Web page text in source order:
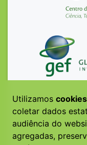
Utilizamos cookies
coletar dados
audiência do
agregadas,